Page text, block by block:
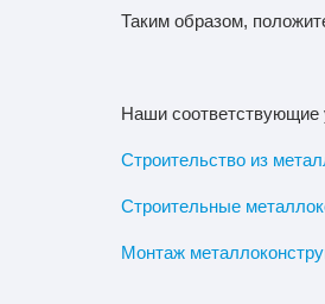
Таким образом,
Наши соответствующие
Строительство из
Строительные
Монтаж